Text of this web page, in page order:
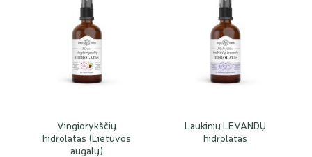
Vingiorykščių
hidrolatas (Lietuvos
augalų)
Laukinių LEVANDŲ
hidrolatas